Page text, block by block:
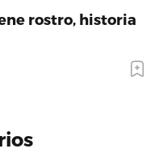
rostro, historia